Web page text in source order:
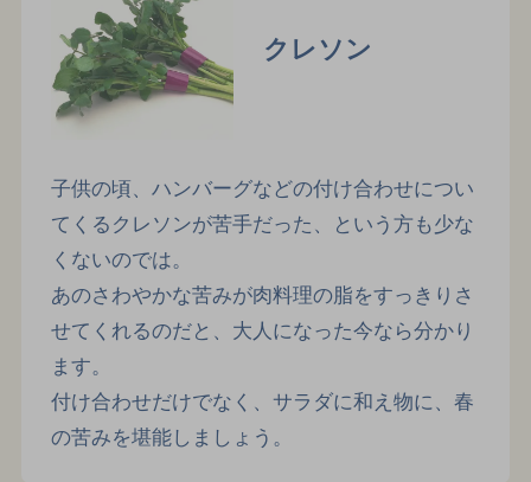
クレソン
子供の頃、ハンバーグなどの付け合わせについ
てくるクレソンが苦手だった、という方も少な
くないのでは。
あのさわやかな苦みが肉料理の脂をすっきりさ
せてくれるのだと、大人になった今なら分かり
ます。
付け合わせだけでなく、サラダに和え物に、春
の苦みを堪能しましょう。